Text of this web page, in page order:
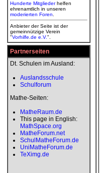
Hunderte Mitgliederhelfen
ehrenamtlich in unseren
moderierten Foren
Anbieter der Seite ist der
gemeinnützige Verein
"Vorhilfe.de e.V.".
Partnerseiten
Dt. Schulen im Ausland:
Auslandsschule
Schulforum
Mathe-Seiten:
MatheRaum.de
This page in English:
MathSpace.org
MatheForum.net
SchulMatheForum.de
UniMatheForum.de
TeXimg.de